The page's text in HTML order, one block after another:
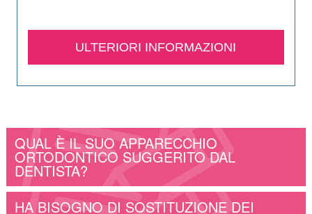
ULTERIORI INFORMAZIONI
QUAL È IL SUO APPARECCHIO
ORTODONTICO SUGGERITO DAL
DENTISTA?
HA BISOGNO DI SOSTITUZIONE DEI